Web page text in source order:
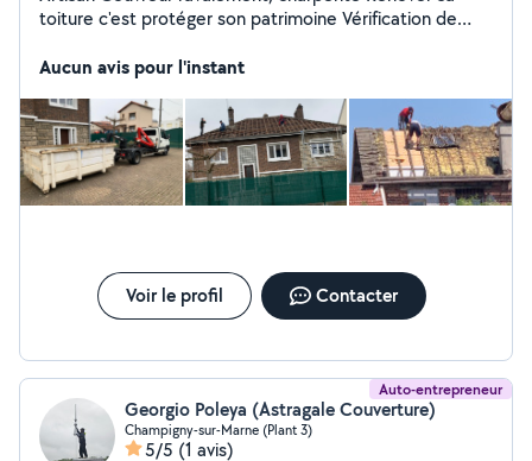
toiture c'est protéger son patrimoine Vérification de
gratuit Tous travaux de couverture Tous travaux de
Étanchéité Nettoyage et traitement de tuiles
Demoussage de toiture hydrofuge Peinture tuile Pose
de velux Étanchéité de toiture Ravalement façade
Traitement de charpente Déplacement et devis gratuit.
Pour plus de renseignements veuillez nous contacter.
Aucun avis pour l'instant
Voir le profil Contacter
Auto-entrepreneur
Georgio Poleya (Astragale Couverture)
Champigny-sur-Marne (Plant 3)
5/5 (1 avis)